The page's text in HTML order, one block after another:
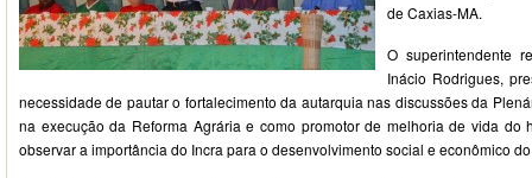
de Caxias-MA.
O superintendente
Inácio Rodrigues,
necessidade de pautar o fortalecimento da autarquia nas discussões da
na execução da Reforma Agrária e como promotor de melhoria de vida do
observar a importância do Incra para o desenvolvimento social e econômico